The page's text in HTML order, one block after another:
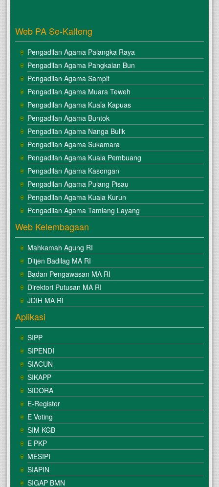
Web PA Se-Kalteng
Pengadilan Agama Palangka Raya
Pengadilan Agama Pangkalan Bun
Pengadilan Agama Sampit
Pengadilan Agama Muara Teweh
Pengadilan Agama Kuala Kapuas
Pengadilan Agama Buntok
Pengadilan Agama Nanga Bulik
Pengadilan Agama Sukamara
Pengadilan Agama Kuala Pembuang
Pengadilan Agama Kasongan
Pengadilan Agama Pulang Pisau
Pengadilan Agama Kuala Kurun
Pengadilan Agama Tamiang Layang
Web Kelembagaan
Mahkamah Agung RI
Ditjen Badilag MA RI
Badan Pengawasan MA RI
Direktori Putusan MA RI
JDIH MA RI
Aplikasi
SIPP
SIPENDI
SIACUN
SIKAPP
SIDORA
E-Register
E Voting
SIM KGB
E PKP
MESIPI
SIAPIN
SIGAP BMN